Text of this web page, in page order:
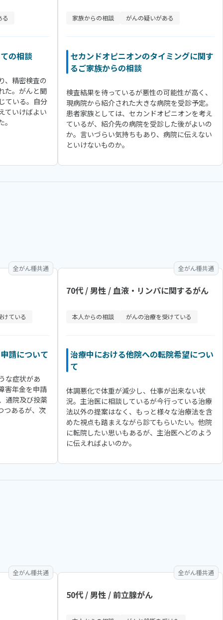
る
の相談
、精密検査の
た。がんと聞
ている。自分
ていけばよい
家族からの相談 がんの疑いがある
セカンドオピニオンのタイミングに関す
るご家族からの相談
検査結果を待っているが悪性の可能性が高く、
現病院から紹介された大きな病院を受診予定。
患者家族としては、セカンドオピニオンを考え
ているが、紹介先の病院を受診した後がよいの
か。言いづらい気持ちもあり、病院に伝えない
といけないものか。
全がん種共通
けている
請について
な症状があ
害年金を申請
通院及び投薬
つあるが、次
全がん種共通
70代 / 男性 / 血液・リンパに関するがん
本人からの相談 がんの治療を受けている
治療中における他院への転院希望につい
て
体調悪化で体重が減少し、仕事が出来ない状
況。主治医に相談しているが今行っている治療
法以外の提案はなく、もっと様々な治療法を含
めた視点も踏まえながら診てもらいたい。他院
に転院したい思いもあるが、主治医へどのよう
に伝えればよいのか。
全がん種共通 全がん種共通
50代 / 男性 / 前立腺がん